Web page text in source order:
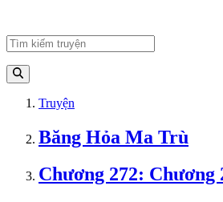
Truyện
Băng Hỏa Ma Trù
Chương 272: